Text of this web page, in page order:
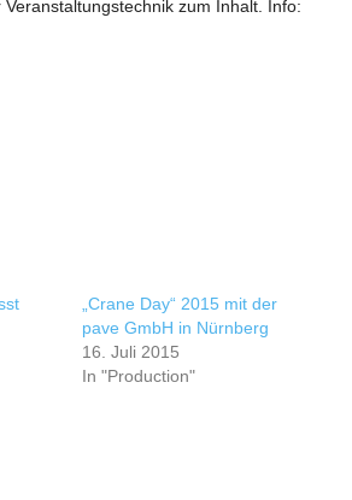
zum Inhalt. Info:
„Crane Day“ 2015 mit der
pave GmbH in Nürnberg
16. Juli 2015
In "Production"